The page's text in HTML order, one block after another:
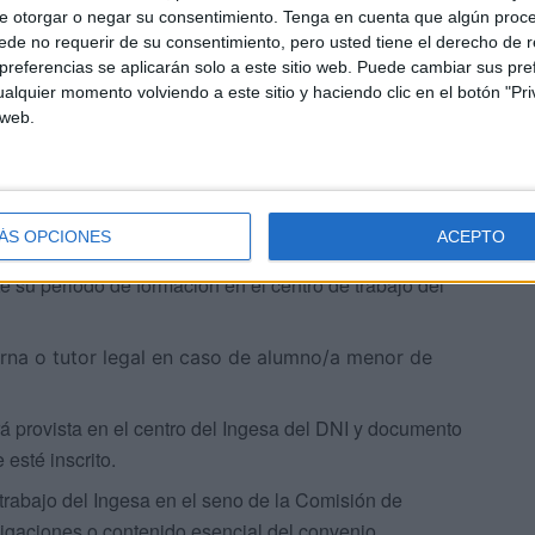
otorgar o negar su consentimiento. Tenga en cuenta que algún
no requerir de su consentimiento, pero usted tiene el derecho de
se aplicarán solo a este sitio web. Puede cambiar sus
momento volviendo a este sitio y haciendo clic en el botón
OPCIONES ACEPTO
formativas que se le encomienden en el centro de
Formación o Programa Formativo de Formación en
respetando el régimen interno de funcionamiento
pongan a su disposición.
la antelación que sea posible cualquier ausencia.
su periodo de formación en el centro de trabajo del
o tutor legal en caso de alumno/a menor de
provista en el centro del Ingesa del DNI y documento
esté inscrito.
del Ingesa en el seno de la Comisión de